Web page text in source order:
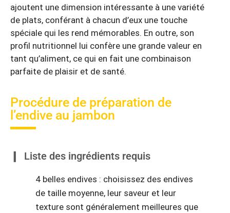
ajoutent une dimension intéressante à une variété
de plats, conférant à chacun d’eux une touche
spéciale qui les rend mémorables. En outre, son
profil nutritionnel lui confère une grande valeur en
tant qu’aliment, ce qui en fait une combinaison
parfaite de plaisir et de santé.
Procédure de préparation de
l’endive au jambon
Liste des ingrédients requis
4 belles endives : choisissez des endives
de taille moyenne, leur saveur et leur
texture sont généralement meilleures que